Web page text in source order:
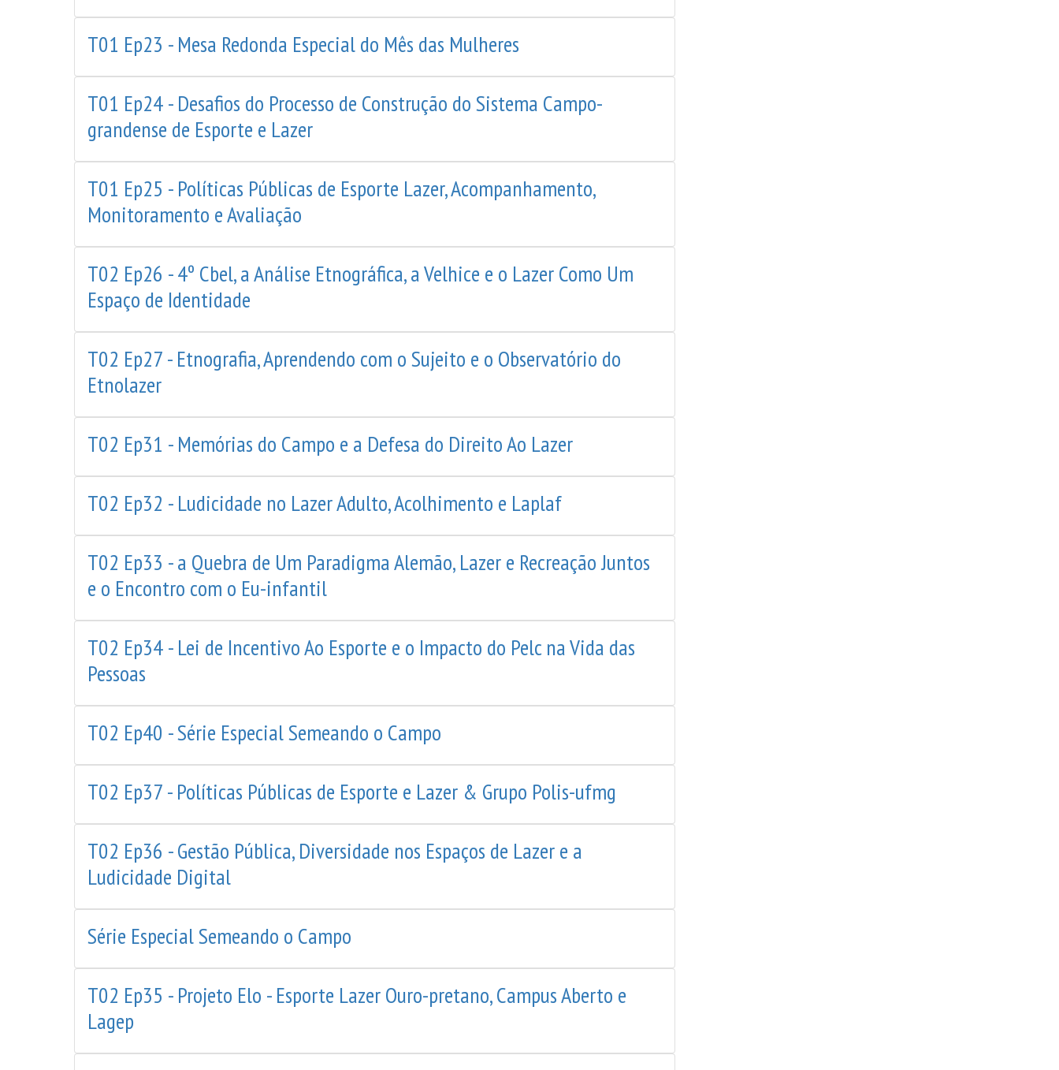
T01 Ep23 - Mesa Redonda Especial do Mês das Mulheres
T01 Ep24 - Desafios do Processo de Construção do Sistema Campo-
grandense de Esporte e Lazer
T01 Ep25 - Políticas Públicas de Esporte Lazer, Acompanhamento,
Monitoramento e Avaliação
T02 Ep26 - 4º Cbel, a Análise Etnográfica, a Velhice e o Lazer Como Um
Espaço de Identidade
T02 Ep27 - Etnografia, Aprendendo com o Sujeito e o Observatório do
Etnolazer
T02 Ep31 - Memórias do Campo e a Defesa do Direito Ao Lazer
T02 Ep32 - Ludicidade no Lazer Adulto, Acolhimento e Laplaf
T02 Ep33 - a Quebra de Um Paradigma Alemão, Lazer e Recreação Juntos
e o Encontro com o Eu-infantil
T02 Ep34 - Lei de Incentivo Ao Esporte e o Impacto do Pelc na Vida das
Pessoas
T02 Ep40 - Série Especial Semeando o Campo
T02 Ep37 - Políticas Públicas de Esporte e Lazer & Grupo Polis-ufmg
T02 Ep36 - Gestão Pública, Diversidade nos Espaços de Lazer e a
Ludicidade Digital
Série Especial Semeando o Campo
T02 Ep35 - Projeto Elo - Esporte Lazer Ouro-pretano, Campus Aberto e
Lagep